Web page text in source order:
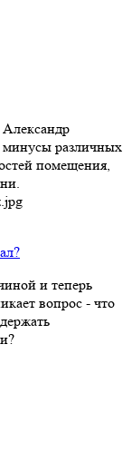
Александр
различных
помещения,
и теперь
вопрос - что